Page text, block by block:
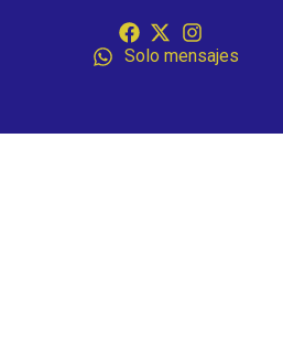
Solo mensajes